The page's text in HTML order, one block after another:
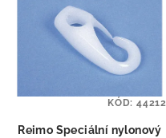
Reimo Speciální nylonový
KÓD: 44212